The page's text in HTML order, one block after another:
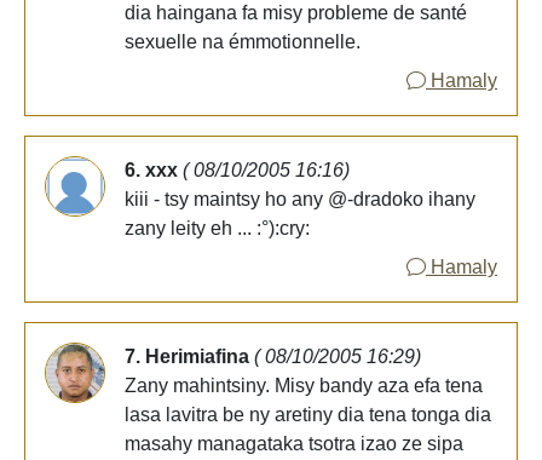
dia haingana fa misy probleme de santé
sexuelle na émmotionnelle.
Hamaly
6. xxx ( 08/10/2005 16:16)
kiii - tsy maintsy ho any @-dradoko ihany
zany leity eh ... :°):cry:
Hamaly
7. Herimiafina ( 08/10/2005 16:29)
Zany mahintsiny. Misy bandy aza efa tena
lasa lavitra be ny aretiny dia tena tonga dia
masahy managataka tsotra izao ze sipa